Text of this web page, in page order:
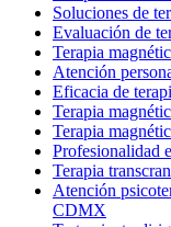
Soluciones de
Evaluación de
Terapia
Atención
Eficacia de
Terapia
Terapia
Profesionalidad
Terapia
Atención
CDMX